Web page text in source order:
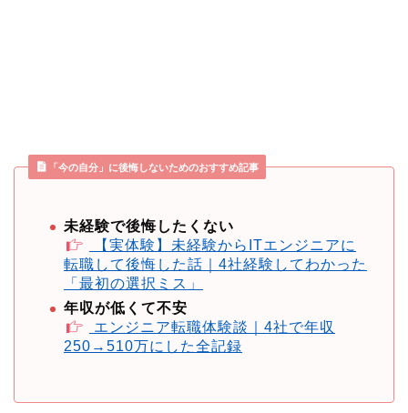
「今の自分」に後悔しないためのおすすめ記事
未経験で後悔したくない
【実体験】未経験からITエンジニアに
転職して後悔した話｜4社経験してわかった
「最初の選択ミス」
年収が低くて不安
エンジニア転職体験談｜4社で年収
250→510万にした全記録